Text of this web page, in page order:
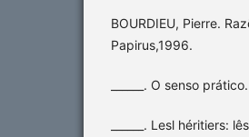
BOURDIEU, Pierre.
Papirus,1996.
______. O senso
______. Lesl héritiers: